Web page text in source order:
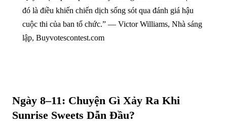
đó là điều khiến chiến dịch sống sót qua đánh giá hậu
cuộc thi của ban tổ chức.” — Victor Williams, Nhà sáng
lập, Buyvotescontest.com
Ngày 8–11: Chuyện Gì Xảy Ra Khi
Sunrise Sweets Dẫn Đầu?